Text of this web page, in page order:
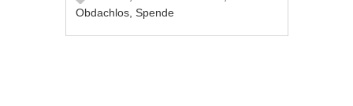
Obdachlos ,Spende